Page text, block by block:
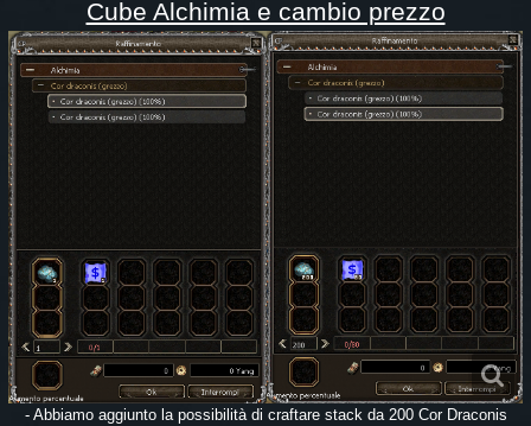
Cube Alchimia e cambio prezzo
- Abbiamo aggiunto la possibilità di craftare stack da 200 Cor Draconis